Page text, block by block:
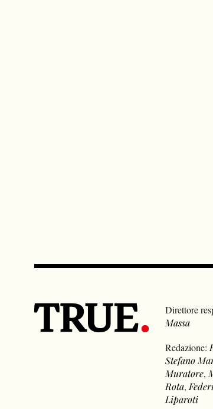
Direttore
Massa
Redazione:
Stefano
Muratore,
Rota,
Liparoti